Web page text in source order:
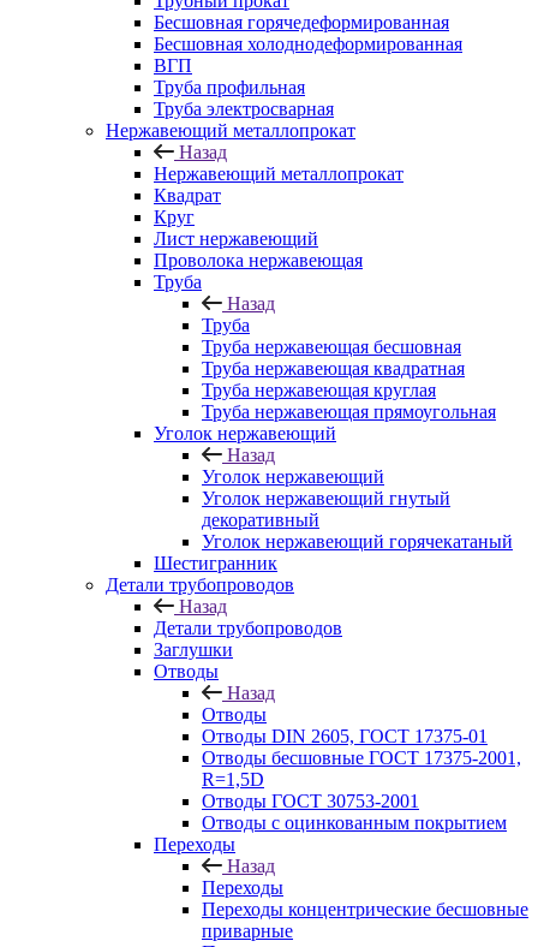
Бесшовная горячедеформированная
Бесшовная холоднодеформированная
ВГП
Труба профильная
Труба электросварная
Нержавеющий металлопрокат
Назад
Нержавеющий металлопрокат
Квадрат
Круг
Лист нержавеющий
Проволока нержавеющая
Труба
Назад
Труба
Труба нержавеющая бесшовная
Труба нержавеющая квадратная
Труба нержавеющая круглая
Труба нержавеющая прямоугольная
Уголок нержавеющий
Назад
Уголок нержавеющий
Уголок нержавеющий гнутый
декоративный
Уголок нержавеющий горячекатаный
Шестигранник
Детали трубопроводов
Назад
Детали трубопроводов
Заглушки
Отводы
Назад
Отводы
Отводы DIN 2605, ГОСТ 17375-01
Отводы бесшовные ГОСТ 17375-2001,
R=1,5D
Отводы ГОСТ 30753-2001
Отводы с оцинкованным покрытием
Переходы
Назад
Переходы
Переходы концентрические бесшовные
приварные